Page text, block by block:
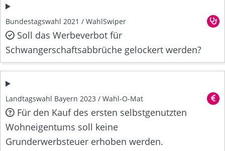
Bundestagswahl 2021 / WahlSwiper
Soll das Werbeverbot für
Schwangerschaftsabbrüche gelockert werden?
Landtagswahl Bayern 2023 / Wahl-O-Mat
Für den Kauf des ersten selbstgenutzten
Wohneigentums soll keine
Grunderwerbsteuer erhoben werden.